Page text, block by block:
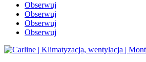
Obserwuj
Obserwuj
Obserwuj
Obserwuj